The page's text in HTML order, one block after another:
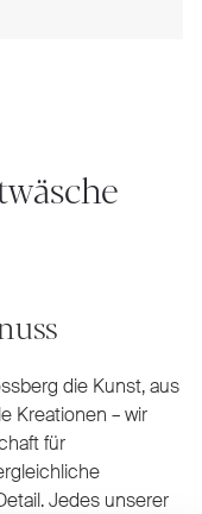
die Kunst, aus
Kreationen – wir
für
Jedes unserer